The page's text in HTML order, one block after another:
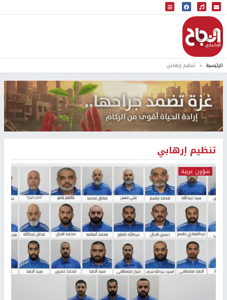
البث المباشر
إذاعة النجاح
الرئيسية تنظيم إرهابي
تنظيم إرهابي
شؤون عربية